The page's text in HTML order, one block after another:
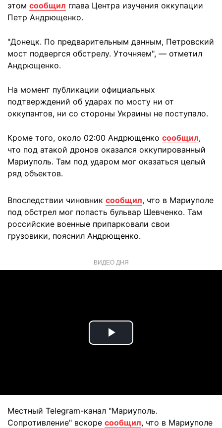
этом сообщил глава Центра изучения оккупации
Петр Андрющенко.
"Донецк. По предварительным данным, Петровский
мост подвергся обстрелу. Уточняем", — отметил
Андрющенко.
На момент публикации официальных
подтверждений об ударах по мосту ни от
оккупантов, ни со стороны Украины не поступало.
Кроме того, около 02:00 Андрющенко сообщил,
что под атакой дронов оказался оккупированный
Мариуполь. Там под ударом мог оказаться целый
ряд объектов.
Впоследствии чиновник сообщил, что в Мариуполе
под обстрел мог попасть бульвар Шевченко. Там
российские военные припарковали свои
грузовики, пояснил Андрющенко.
ВИДЕО ДНЯ
Play
Местный Telegram-канал "Мариуполь.
Сопротивление" вскоре сообщил, что в Мариуполе